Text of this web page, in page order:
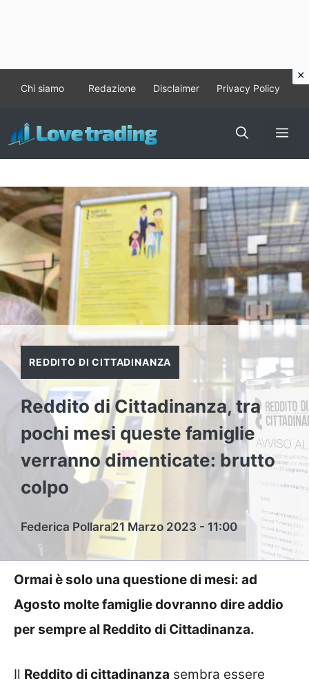
contenuto
Chi siamo Redazione Disclaimer Privacy Policy
REDDITO DI CITTADINANZA
Reddito di Cittadinanza, tra
pochi mesi queste famiglie
verranno dimenticate: brutto
colpo
Federica Pollara21 Marzo 2023 - 11:00
Ormai è solo una questione di mesi: ad
Agosto molte famiglie dovranno dire addio
per sempre al Reddito di Cittadinanza.
Il Reddito di cittadinanza sembra essere